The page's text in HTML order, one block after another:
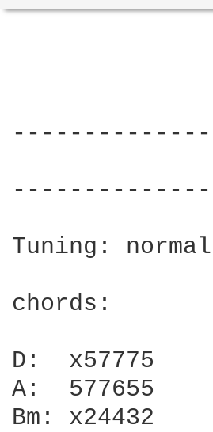
Tuning: normal
chords:
D:  x57775
A:  577655
Bm: x24432